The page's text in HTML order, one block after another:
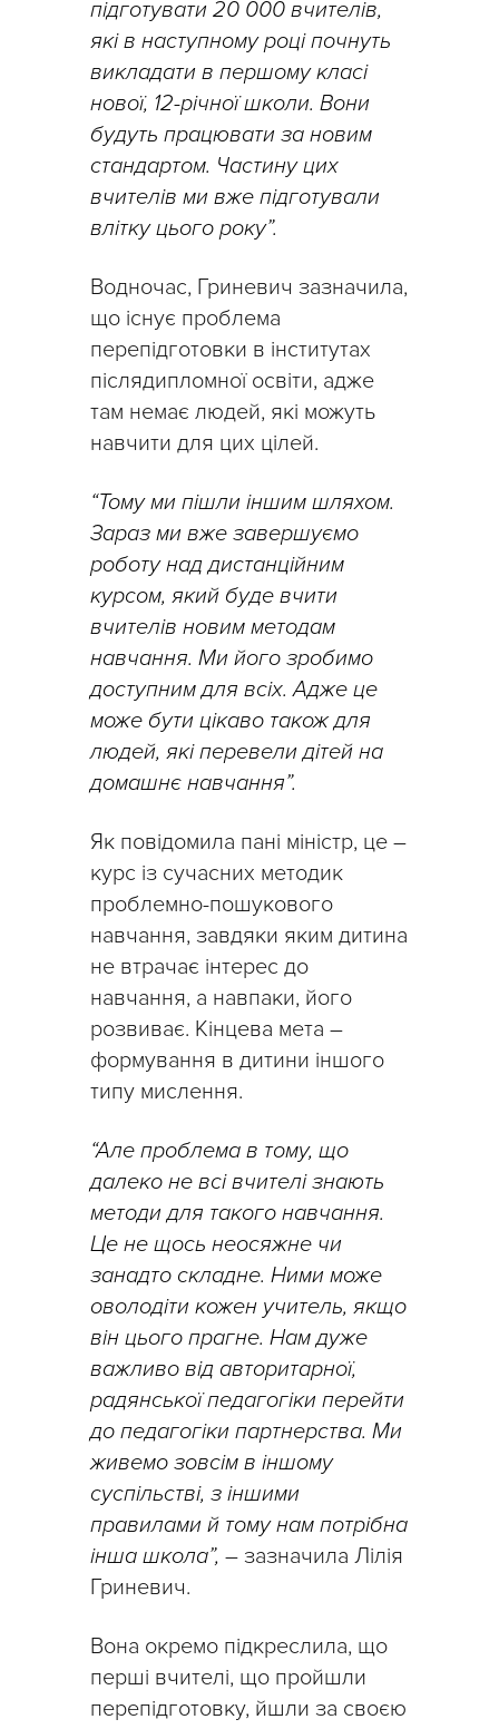
підготувати 20 000 вчителів,
які в наступному році почнуть
викладати в першому класі
нової, 12-річної школи. Вони
будуть працювати за новим
стандартом. Частину цих
вчителів ми вже підготували
влітку цього року”.
Водночас, Гриневич зазначила,
що існує проблема
перепідготовки в інститутах
післядипломної освіти, адже
там немає людей, які можуть
навчити для цих цілей.
“Тому ми пішли іншим шляхом.
Зараз ми вже завершуємо
роботу над дистанційним
курсом, який буде вчити
вчителів новим методам
навчання. Ми його зробимо
доступним для всіх. Адже це
може бути цікаво також для
людей, які перевели дітей на
домашнє навчання”.
Як повідомила пані міністр, це –
курс із сучасних методик
проблемно-пошукового
навчання, завдяки яким дитина
не втрачає інтерес до
навчання, а навпаки, його
розвиває. Кінцева мета –
формування в дитини іншого
типу мислення.
“Але проблема в тому, що
далеко не всі вчителі знають
методи для такого навчання.
Це не щось неосяжне чи
занадто складне. Ними може
оволодіти кожен учитель, якщо
він цього прагне. Нам дуже
важливо від авторитарної,
радянської педагогіки перейти
до педагогіки партнерства. Ми
живемо зовсім в іншому
суспільстві, з іншими
правилами й тому нам потрібна
інша школа”, – зазначила Лілія
Гриневич.
Вона окремо підкреслила, що
перші вчителі, що пройшли
перепідготовку, йшли за своєю